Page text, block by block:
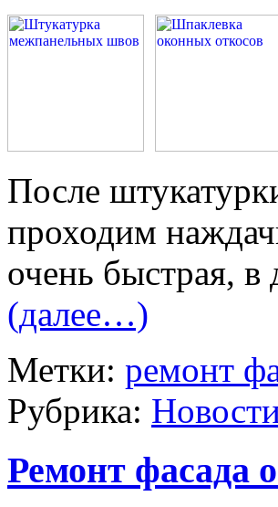
После
проходим
очень быстрая, в
(далее…)
Метки: ремонт
Рубрика:
Ремонт фасада